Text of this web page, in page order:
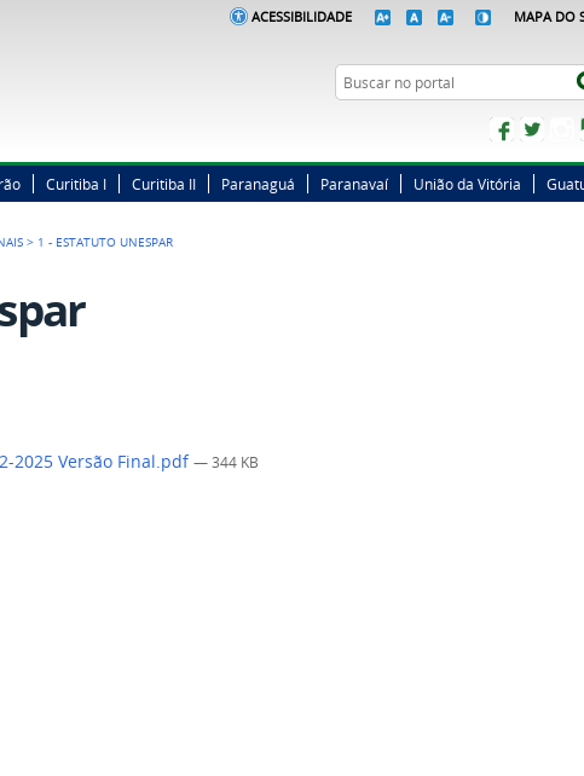
ACESSIBILIDADE MAPA DO
Busca
Facebook
Curitiba I Curitiba II Paranaguá Paranavaí União da Vitória
> 1 - ESTATUTO UNESPAR
2025 Versão Final.pdf— 344 KB